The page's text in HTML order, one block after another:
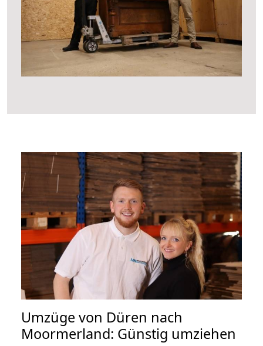
Umzüge von Düren nach
Moormerland: Günstig umziehen